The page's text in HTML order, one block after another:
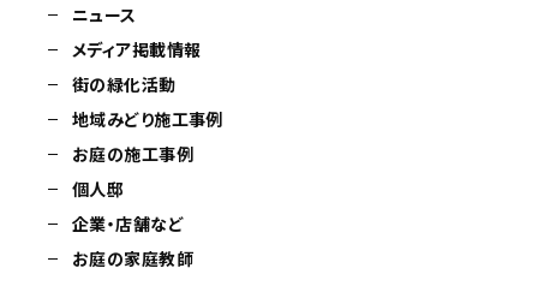
ニュース
メディア掲載情報
街の緑化活動
地域みどり施工事例
お庭の施工事例
個人邸
企業・店舗など
お庭の家庭教師